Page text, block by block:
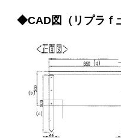
◆CAD図（リプラｆ